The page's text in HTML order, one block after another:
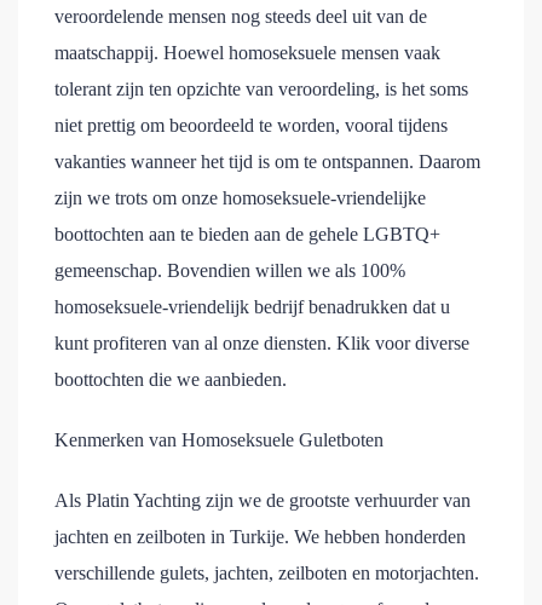
veroordelende mensen nog steeds deel uit van de
maatschappij. Hoewel homoseksuele mensen vaak
tolerant zijn ten opzichte van veroordeling, is het soms
niet prettig om beoordeeld te worden, vooral tijdens
vakanties wanneer het tijd is om te ontspannen. Daarom
zijn we trots om onze homoseksuele-vriendelijke
boottochten aan te bieden aan de gehele LGBTQ+
gemeenschap. Bovendien willen we als 100%
homoseksuele-vriendelijk bedrijf benadrukken dat u
kunt profiteren van al onze diensten. Klik voor diverse
boottochten die we aanbieden.
Kenmerken van Homoseksuele Guletboten
Als Platin Yachting zijn we de grootste verhuurder van
jachten en zeilboten in Turkije. We hebben honderden
verschillende gulets, jachten, zeilboten en motorjachten.